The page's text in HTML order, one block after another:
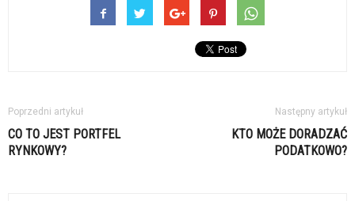
Poprzedni artykuł
CO TO JEST PORTFEL
RYNKOWY?
Następny artykuł
KTO MOŻE DORADZAĆ
PODATKOWO?